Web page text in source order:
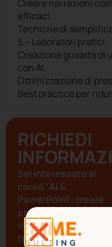
Creare narrazioni
efficaci.
Tecniche di
5 – Laboratori pratici
Creazione guidata di
con AI.
Ottimizzazione di
Best practice per
RICHIEDI
Sei interessato al
corso "AI &
PowerPoint: creare
presentazioni
d’impatto in meno
tempo"?